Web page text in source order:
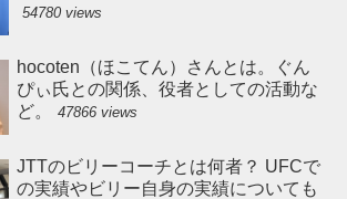
54780 views
hocoten（ほこてん）さんとは。ぐん
ぴぃ氏との関係、役者としての活動な
ど。
47866 views
JTTのビリーコーチとは何者？ UFCで
の実績やビリー自身の実績についても